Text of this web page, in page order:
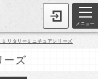
メニュー
リタリーミニチュアシリーズ
ーズ